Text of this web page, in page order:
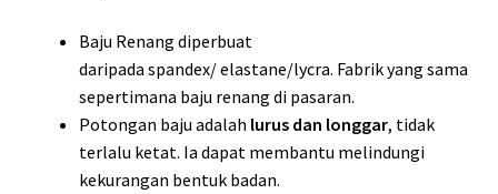
Baju Renang diperbuat
daripada spandex/ elastane/lycra. Fabrik yang sama
sepertimana baju renang di pasaran.
Potongan baju adalah lurus dan longgar, tidak
terlalu ketat. Ia dapat membantu melindungi
kekurangan bentuk badan.